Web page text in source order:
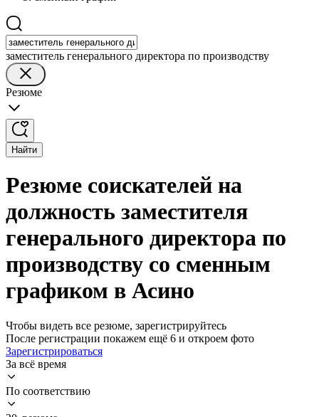
заместитель генерального директора по производству
Резюме
Найти
Резюме соискателей на
должность заместителя
генерального директора по
производству со сменным
графиком в Асино
Чтобы видеть все резюме, зарегистрируйтесь
После регистрации покажем ещё 6 и откроем фото
Зарегистрироваться
За всё время
По соответствию